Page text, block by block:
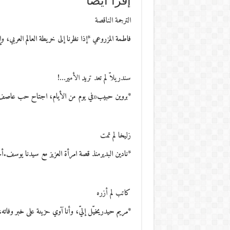
الترجمة الناقصة
فاطمة المزروعي *إذا نظرنا إلى خريطة العالم
سندريلاّ لم تعد تريد الأمير…!
*بروين حبيب«في يوم من الأيام، اجتاح حب
زليخا لم تمت
*نادين البديرمنذ قصة امرأة العزيز مع سيدنا
كاتب لم أزره
*مريم حيدريخيّل إليّ، وأنا آوي حزينة على خبر